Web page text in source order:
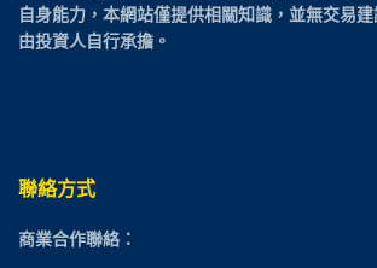
自身能力，本網站僅提供相關知識，並無交易
由投資人自行承擔。
聯絡方式
商業合作聯絡：